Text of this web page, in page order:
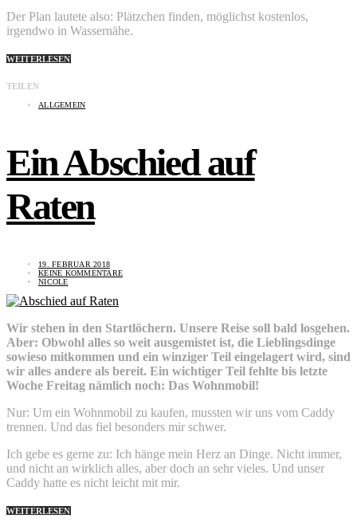
Der Plan lautete also: Plätzchen finden, möglichst kostenlos,
irgendwo in Wassernähe.
WEITERLESEN
TEILEN
ALLGEMEIN
Ein Abschied auf
Raten
19. FEBRUAR 2018
KEINE KOMMENTARE
NICOLE
Wir stehen in den Startlöchern. Unsere Reise soll bald losgehen.
Aber: Obwohl alles so weit ausgemistet ist, die Lieblingsdinge
sowieso mitkommen und ein winziger Teil eingelagert wird, sind
wir alles andere als bereit. Ein wichtiger Teil fehlte bis letzte
Woche Freitag nämlich noch: Das Wohnmobil!
Nur: Um ein Wohnmobil zu kaufen, mussten wir uns vom Caddy
trennen. Und das fiel besonders mir schwer.
Ich gebe es gerne zu: Ich hänge mein Herz an Dinge. Nicht immer,
und nicht an wirklich alles, aber doch an sehr vieles. Und unser
Caddy hatte es nicht leicht mit mir.
WEITERLESEN